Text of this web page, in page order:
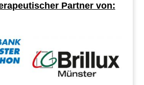
Partner von: